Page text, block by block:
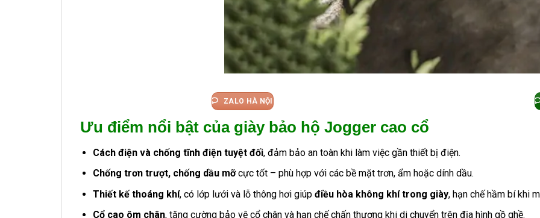
ZALO HÀ NỘI
Ưu điểm nổi bật của giày bảo hộ Jogger cao cổ
Cách điện và chống tĩnh điện tuyệt đối, đảm bảo an toàn khi làm việc gần thiết bị điện.
Chống trơn trượt, chống dầu mỡcực tốt – phù hợp với các bề mặt trơn, ẩm hoặc dính dầu.
Thiết kế thoáng khí, có lớp lưới và lỗ thông hơi giúp điều hòa không khí trong giày, hạn chế hầm bí khi
Cổ cao ôm chân, tăng cường bảo vệ cổ chân và hạn chế chấn thương khi di chuyển trên địa hình gồ ghề.